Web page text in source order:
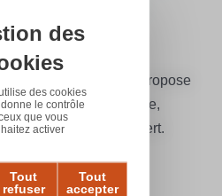
savoir-faire : créatif,
évoluer.
WebGazelle vous propose
design sur mesure,
expert.
des
des cookies
le contrôle
que vous
activer
Tout
accepter
Tout
refuser